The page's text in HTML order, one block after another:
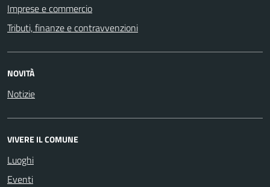
Imprese e commercio
Tributi, finanze e contravvenzioni
NOVITÀ
Notizie
VIVERE IL COMUNE
Luoghi
Eventi